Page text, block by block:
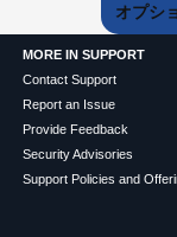
オプシ
MORE IN SUPPORT
Contact Support
Report an Issue
Provide Feedback
Security Advisories
Support Policies and